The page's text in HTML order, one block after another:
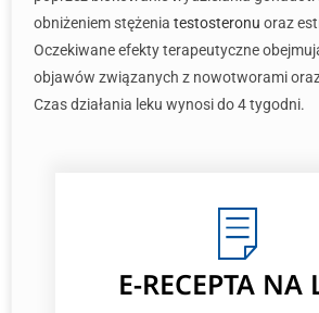
obniżeniem stężenia testosteronu oraz
Oczekiwane efekty terapeutyczne
objawów związanych z nowotworami
Czas działania leku wynosi do 4 tygodni.
E-RECEPTANA